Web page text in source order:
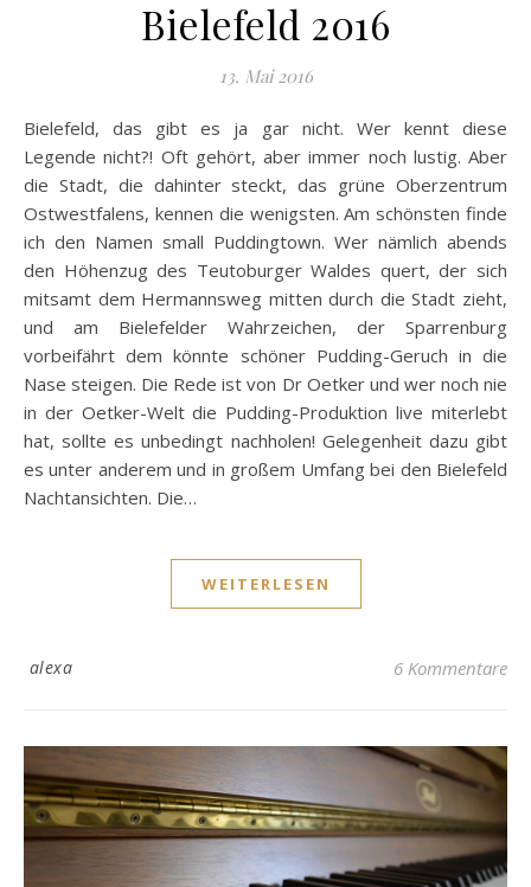
Bielefeld 2016
13. Mai 2016
Bielefeld, das gibt es ja gar nicht. Wer kennt diese
Legende nicht?! Oft gehört, aber immer noch lustig. Aber
die Stadt, die dahinter steckt, das grüne Oberzentrum
Ostwestfalens, kennen die wenigsten. Am schönsten finde
ich den Namen small Puddingtown. Wer nämlich abends
den Höhenzug des Teutoburger Waldes quert, der sich
mitsamt dem Hermannsweg mitten durch die Stadt zieht,
und am Bielefelder Wahrzeichen, der Sparrenburg
vorbeifährt dem könnte schöner Pudding-Geruch in die
Nase steigen. Die Rede ist von Dr Oetker und wer noch nie
in der Oetker-Welt die Pudding-Produktion live miterlebt
hat, sollte es unbedingt nachholen! Gelegenheit dazu gibt
es unter anderem und in großem Umfang bei den Bielefeld
Nachtansichten. Die…
WEITERLESEN
alexa 6 Kommentare